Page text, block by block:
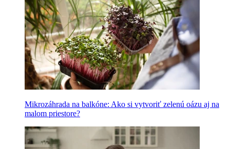
Mikrozáhrada na balkóne: Ako si vytvoriť zelenú oázu aj na
malom priestore?